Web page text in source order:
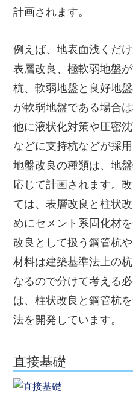
計画されます。
例えば、地表面浅くだ
表層改良、極軟弱地盤
杭、軟弱地盤と良好地
が軟弱地盤である場合
他に液状化対策や圧密
などに支持杭などが採
地盤改良の種類は、地
応じて計画されます。
ては、表層改良と柱状
めにセメント系固化材
改良として扱う鋼管杭
材料は建築基準法上の
なるので分けて考える
は、柱状改良と鋼管杭
法を開発しています。
直接基礎